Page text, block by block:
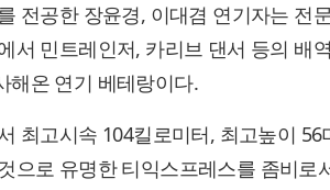
전공한 장윤경, 이대겸 연기자는 전
서 민트레인저, 카리브 댄서 등의 배
해온 연기 베테랑이다.
최고시속 104킬로미터, 최고높이
으로 유명한 티익스프레스를 좀비로